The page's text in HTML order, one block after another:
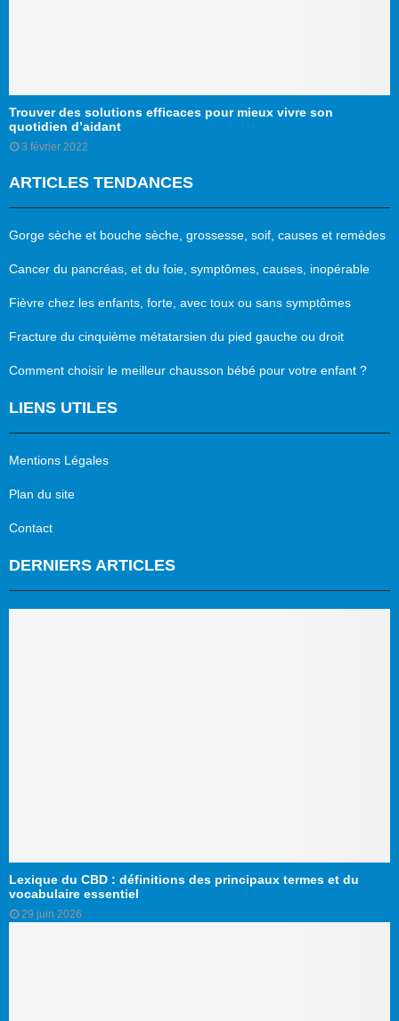
Trouver des solutions efficaces pour mieux vivre son
quotidien d’aidant
3 février 2022
ARTICLES TENDANCES
Gorge sèche et bouche sèche, grossesse, soif, causes et remèdes
Cancer du pancréas, et du foie, symptômes, causes, inopérable
Fièvre chez les enfants, forte, avec toux ou sans symptômes
Fracture du cinquième métatarsien du pied gauche ou droit
Comment choisir le meilleur chausson bébé pour votre enfant ?
LIENS UTILES
Mentions Légales
Plan du site
Contact
DERNIERS ARTICLES
Lexique du CBD : définitions des principaux termes et du
vocabulaire essentiel
29 juin 2026